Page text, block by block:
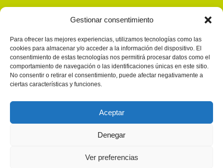
Gestionar consentimiento
Para ofrecer las mejores experiencias, utilizamos tecnologías como las
cookies para almacenar y/o acceder a la información del dispositivo. El
consentimiento de estas tecnologías nos permitirá procesar datos como el
comportamiento de navegación o las identificaciones únicas en este sitio.
No consentir o retirar el consentimiento, puede afectar negativamente a
ciertas características y funciones.
Aceptar
Denegar
Ver preferencias
Alto de San Antón, s/n Polg. Salcedillo TRÁPAGA
Tel. 944 937 400
zaitegui@zaitegui.com
HORARIO